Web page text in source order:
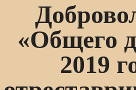
«Общего
2019